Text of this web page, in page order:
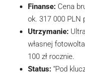
Finanse: Cena
ok. 317 000 PLN
Utrzymanie:
własnej
100 zł rocznie.
Status: “Pod